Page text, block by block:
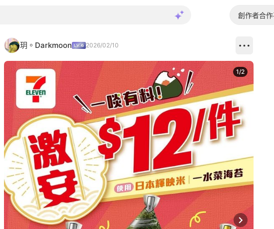
創作者合
玥。Darkmoon 2026/02/10
Next slide
1/2